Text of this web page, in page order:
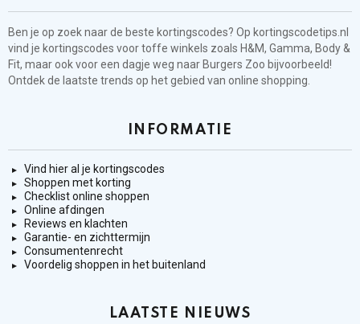
Ben je op zoek naar de beste kortingscodes? Op kortingscodetips.nl
vind je kortingscodes voor toffe winkels zoals H&M, Gamma, Body &
Fit, maar ook voor een dagje weg naar Burgers Zoo bijvoorbeeld!
Ontdek de laatste trends op het gebied van online shopping.
INFORMATIE
Vind hier al je kortingscodes
Shoppen met korting
Checklist online shoppen
Online afdingen
Reviews en klachten
Garantie- en zichttermijn
Consumentenrecht
Voordelig shoppen in het buitenland
LAATSTE NIEUWS